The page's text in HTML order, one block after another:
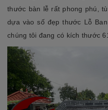
thước bàn lễ rất phong phú,
dựa vào số đẹp thước Lỗ
chúng tôi đang có kích thước